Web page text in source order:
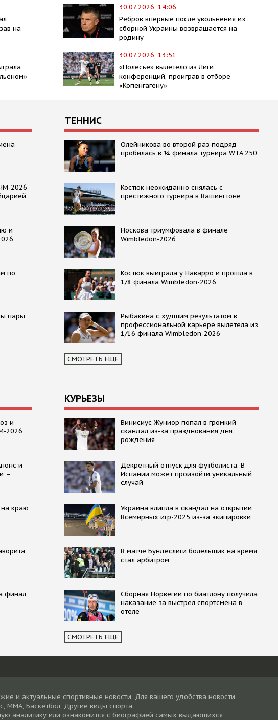
на
30.07.2026, 14:06
Ребров впервые после увольнения из
сборной Украины возвращается на
родину
30.07.2026, 13:51
«Полесье» вылетело из Лиги
конференций, проиграв в отборе
«Копенгагену»
2026
и
по
пары
ТЕННИС
Олейникова во второй раз подряд
пробилась в ¼ финала турнира WTA 250
Костюк неожиданно снялась с
престижного турнира в Вашингтоне
Носкова триумфовала в финале
Wimbledon-2026
Костюк выиграла у Наварро и прошла в
1/8 финала Wimbledon-2026
Рыбакина с худшим результатом в
профессиональной карьере вылетела из
1/16 финала Wimbledon-2026
СМОТРЕТЬ ЕЩЕ
и
2026
и
–
краю
финал
КУРЬЕЗЫ
Винисиус Жуниор попал в громкий
скандал из-за празднования дня
рождения
Декретный отпуск для футболиста. В
Испании может произойти уникальный
случай
Украина влипла в скандал на открытии
Всемирных игр-2025 из-за экипировки
В матче Бундеслиги болельщик на время
стал арбитром
Сборная Норвегии по биатлону получила
наказание за выстрел спортсмена в
отеле
СМОТРЕТЬ ЕЩЕ
и актуальные спортивные новости. Для вашего удобства новости
ММА, Баскетбол, Другие виды спорта.
аналитику или ознакомится с биографией самых выдающихся